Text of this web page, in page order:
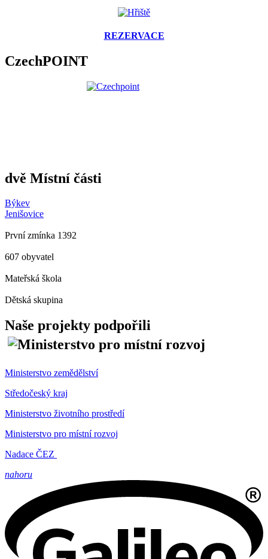
REZERVACE
CzechPOINT
dvě Místní části
Býkev
Jenišovice
První zmínka 1392
607 obyvatel
Mateřská škola
Dětská skupina
Naše projekty podpořili
Ministerstvo zemědělství
Středočeský kraj
Ministerstvo životního prostředí
Ministerstvo pro místní rozvoj
Nadace ČEZ
nahoru